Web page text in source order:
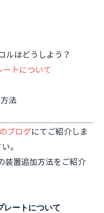
ルはどうしよう？
トについて
法
ブログにてご紹介しま
。
装置追加方法をご紹介
ートについて